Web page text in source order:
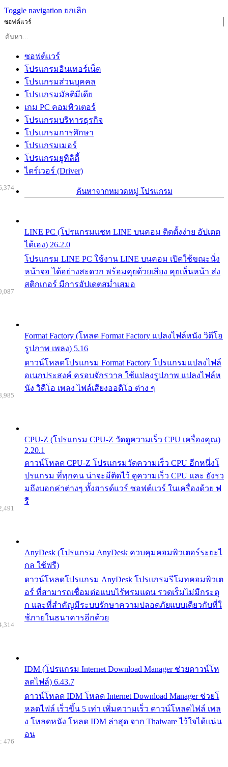
Toggle navigation ยกเลิก
ซอฟต์แวร์
ซอฟต์แวร์
โปรแกรมอินเทอร์เน็ต
โปรแกรมส่วนบุคคล
โปรแกรมมัลติมีเดีย
เกม PC คอมพิวเตอร์
โปรแกรมบริหารธุรกิจ
โปรแกรมการศึกษา
โปรแกรมเมอร์
โปรแกรมยูทิลิตี้
ไดร์เวอร์ (Driver)
ค้นหาจากหมวดหมู่ โปรแกรม
LINE PC (โปรแกรมแชท LINE บนคอม ติดตั้งง่าย อัปเดต
ได้เอง) 26.2.0
โปรแกรม LINE PC ใช้งาน LINE บนคอม เปิดใช้ขณะนั่ง
หน้าจอ ได้อย่างสะดวก พร้อมคุยด้วยเสียง คุยเห็นหน้า ส่ง
สติกเกอร์ มีการอัปเดตสม่ำเสมอ
Format Factory (โหลด Format Factory แปลงไฟล์หนัง วิดีโอ
รูปภาพ เพลง) 5.16
ดาวน์โหลดโปรแกรม Format Factory โปรแกรมแปลงไฟล์
อเนกประสงค์ ครอบจักรวาล ใช้แปลงรูปภาพ แปลงไฟล์ห
นัง วิดีโอ เพลง ไฟล์เสียงออดิโอ ต่าง ๆ
CPU-Z (โปรแกรม CPU-Z วัดดูความเร็ว CPU เครื่องคุณ)
2.20.1
ดาวน์โหลด CPU-Z โปรแกรมวัดความเร็ว CPU อีกหนึ่งโ
ปรแกรม ที่ทุกคน น่าจะมีติดไว้ ดูความเร็ว CPU และ ยังรว
มถึงบอกค่าต่างๆ ทั้งฮารด์แวร์ ซอฟต์แวร์ ในเครื่องด้วย ฟ
รี
AnyDesk (โปรแกรม AnyDesk ควบคุมคอมพิวเตอร์ระยะไ
กล ใช้ฟรี)
ดาวน์โหลดโปรแกรม AnyDesk โปรแกรมรีโมทคอมพิวเต
อร์ ที่สามารถเชื่อมต่อแบบไร้พรมแดน รวดเร็มไม่มีกระตุ
ก และที่สำคัญมีระบบรักษาความปลอดภัยแบบเดียวกับที่ใ
ช้ภายในธนาคารอีกด้วย
IDM (โปรแกรม Internet Download Manager ช่วยดาวน์โห
ลดไฟล์) 6.43.7
ดาวน์โหลด IDM โหลด Internet Download Manager ช่วยโ
หลดไฟล์ เร็วขึ้น 5 เท่า เพิ่มความเร็ว ดาวน์โหลดไฟล์ เพล
ง โหลดหนัง โหลด IDM ล่าสุด จาก Thaiware ไว้ใจได้แน่น
อน
476